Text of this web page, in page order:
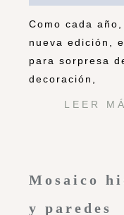
Como cada
nueva edición,
para sorpresa
decoración,
LEER
Mosaico
y paredes